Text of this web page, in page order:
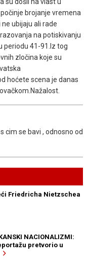
brojanje vremena
ubijaju ali rade
na potiskivanju
periodu 41-91.Iz tog
zločina koje su
hoćete scena je danas
cim se bavi , odnosno od
Friedricha Nietzschea
NACIONALIZMI:
pretvorio u